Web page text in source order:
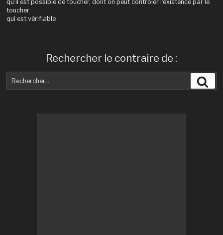
qu'il est possible de toucher, dont on peut contrôler l'existence par le
toucher
qui est vérifiable
Rechercher le contraire de :
pour